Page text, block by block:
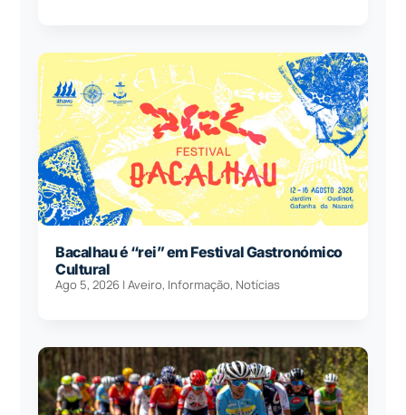
Bacalhau é “rei” em Festival Gastronómico
Cultural
Ago 5, 2026 |Aveiro, Informação, Notícias